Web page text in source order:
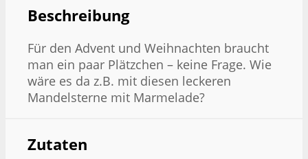
Beschreibung
Für den Advent und Weihnachten braucht
man ein paar Plätzchen – keine Frage. Wie
wäre es da z.B. mit diesen leckeren
Mandelsterne mit Marmelade?
Zutaten